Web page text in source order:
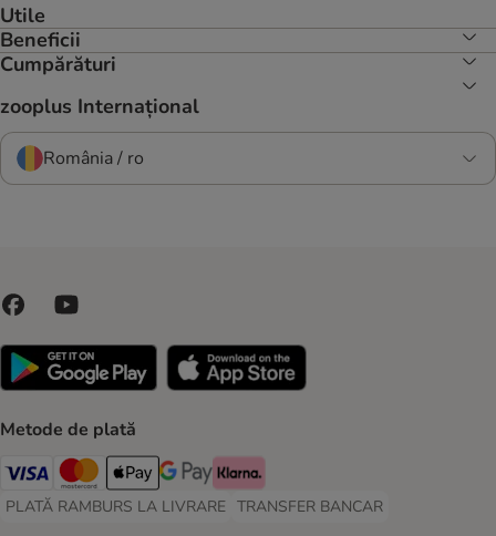
Utile
Beneficii
Cumpărături
zooplus Internațional
România / ro
Metode de plată
Visa Payment Method
Master Card Payment Method
Apple Pay Payment Method
Google Pay Payment Method
Klarna Payment Method
PLATĂ RAMBURS LA LIVRARE
PLATĂ RAMBURS LA LIVRARE Payment Method
TRANSFER BANCAR
TRANSFER BANCAR Payment